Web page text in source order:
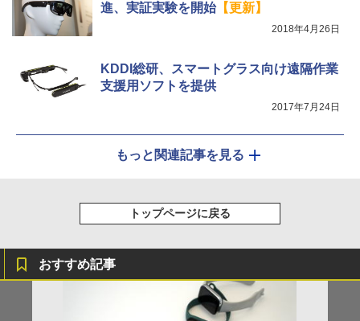
進、実証実験を開始【更新】
2018年4月26日
KDDI総研、スマートグラス向け遠隔作業
支援用ソフトを提供
2017年7月24日
もっと関連記事を見る
トップページに戻る
おすすめ記事